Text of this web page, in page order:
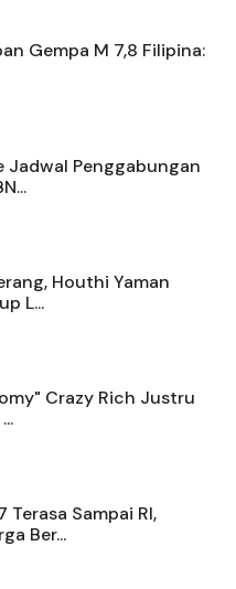
Gempa M 7,8 Filipina:
Jadwal Penggabungan
Houthi Yaman
L...
Crazy Rich Justru
Terasa Sampai RI,
Ber...